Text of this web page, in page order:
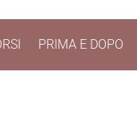
PRIMA E DOPO